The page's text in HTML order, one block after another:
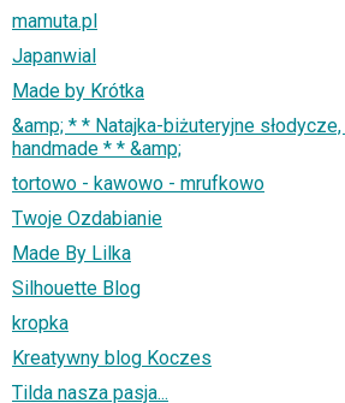
mamuta.pl
Japanwial
Made by Krótka
&amp; * * Natajka-biżuteryjne
handmade * * &amp;
tortowo - kawowo - mrufkowo
Twoje Ozdabianie
Made By Lilka
Silhouette Blog
kropka
Kreatywny blog Koczes
Tilda nasza pasja...